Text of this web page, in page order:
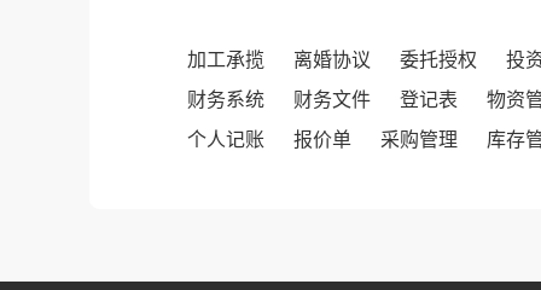
加工承揽 离婚协议 委托授权
投
财务系统
财务文件 登记表
物资
个人记账
报价单 采购管理 库存